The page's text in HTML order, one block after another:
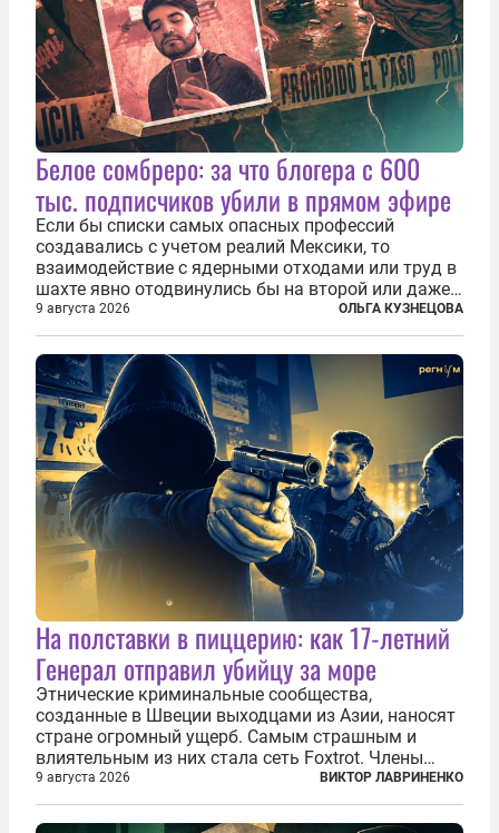
Белое сомбреро: за что блогера с 600
тыс. подписчиков убили в прямом эфире
Если бы списки самых опасных профессий
создавались с учетом реалий Мексики, то
взаимодействие с ядерными отходами или труд в
шахте явно отодвинулись бы на второй или даже
третий план. А вот блогерам, журналистам и
музыкантам пришлось бы выйти вперед. В
Кульякане, столице штата Синалоа, прямо во...
9 августа 2026 ОЛЬГА КУЗНЕЦОВА
На полставки в пиццерию: как 17-летний
Генерал отправил убийцу за море
Этнические криминальные сообщества,
созданные в Швеции выходцами из Азии, наносят
стране огромный ущерб. Самым страшным и
влиятельным из них стала сеть Foxtrot. Члены
этой сети не только убивают и грабят шведов,
подсаживают их на наркотики, но и совершают
нечто еще даже более страшное — массово...
9 августа 2026 ВИКТОР ЛАВРИНЕНКО